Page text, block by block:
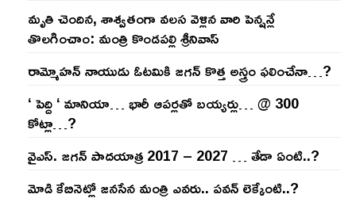
మృతి చెందిన, శాశ్వతంగా వలస వెళ్లిన వారి పెన్ష‌న్లే
తొల‌గించాం: మంత్రి కొండపల్లి శ్రీనివాస్
రామ్మోహ‌న్ నాయుడు ఓట‌మికి జ‌గ‌న్ కొత్త అస్త్రం ఫ‌లించేనా…?
‘ పెద్ది ‘ మానియా… భారీ ఆప‌ర్ల‌తో బ‌య్య‌ర్లు… @ 300
కోట్లా…?
వైఎస్‌. జ‌గ‌న్ పాద‌యాత్ర 2017 – 2027 … తేడా ఏంటి..?
మోడి కేబినెట్లో జ‌నసేన మంత్రి ఎవ‌రు.. ప‌వ‌న్ లెక్కేంటి..?